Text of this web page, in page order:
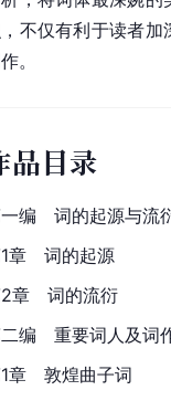
不仅有利于读者加
。
品目录
编　词的起源与流
章　词的起源
章　词的流衍
编　重要词人及词
章　敦煌曲子词